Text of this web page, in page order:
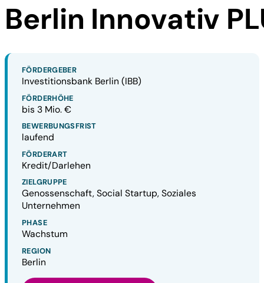
Berlin Innovativ
FÖRDERGEBER
Investitionsbank Berlin (IBB)
FÖRDERHÖHE
bis 3 Mio. €
BEWERBUNGSFRIST
laufend
FÖRDERART
Kredit/Darlehen
ZIELGRUPPE
Genossenschaft, Social Startup, Soziales
Unternehmen
PHASE
Wachstum
REGION
Berlin